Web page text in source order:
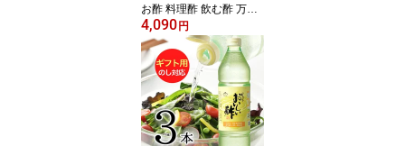
お酢 料理酢 飲む酢 万能
調味料 万能酢 果実酢 健
康 おいしいお酢 飲むお
酢 健康酢 美味しい酢 み
かん酢 みかん果実酢 調
味料 漬け物 まろやか 料
理 酢のもの ランキング1
位 モンド金賞 漬物 ドレ
ッシング
4,090 円